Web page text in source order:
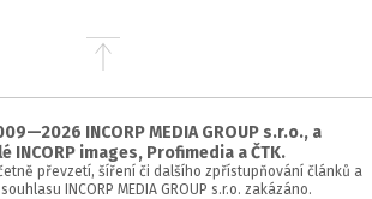
Přejít
stránky
INCORP MEDIA GROUP s.r.o., a
INCORP images, Profimedia a ČTK.
převzetí, šíření či dalšího zpřístupňování článků a
INCORP MEDIA GROUP s.r.o. zakázáno.